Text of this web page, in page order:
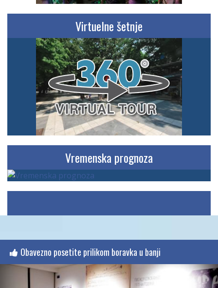
Virtuelne šetnje
Vremenska prognoza
Obavezno posetite prilikom boravka u banji